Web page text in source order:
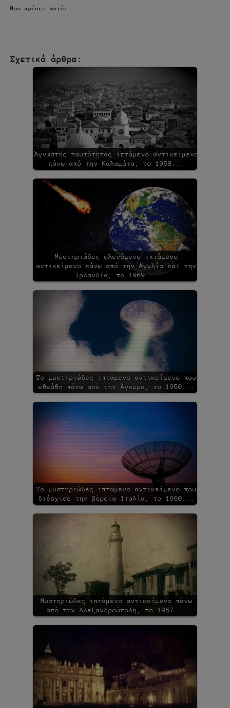
Μου αρέσει αυτό:
Σχετικά άρθρα:
Άγνωστης ταυτότητας ιπτάμενο αντικείμενο
πάνω από την Καλαμάτα, το 1958...
Μυστηριώδες φλεγόμενο ιπτάμενο
αντικείμενο πάνω από την Αγγλία και την
Ιρλανδία, το 1969...
Το μυστηριώδες ιπτάμενο αντικείμενο που
εθεάθη πάνω από την Άγκυρα, το 1950...
Το μυστηριώδες ιπτάμενο αντικείμενο που
διέσχισε την βόρεια Ιταλία, το 1960...
Μυστηριώδες ιπτάμενο αντικείμενο πάνω
από την Αλεξανδρούπολη, το 1967...